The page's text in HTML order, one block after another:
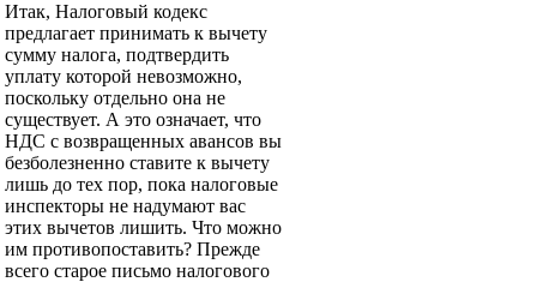
Итак, Налоговый кодекс
предлагает принимать к вычету
сумму налога, подтвердить
уплату которой невозможно,
поскольку отдельно она не
существует. А это означает, что
НДС с возвращенных авансов вы
безболезненно ставите к вычету
лишь до тех пор, пока налоговые
инспекторы не надумают вас
этих вычетов лишить. Что можно
им противопоставить? Прежде
всего старое письмо налогового